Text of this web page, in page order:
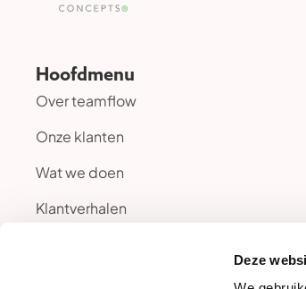
Deze
Hoofdmenu
Over teamflow
Onze klanten
Wat we doen
Klantverhalen